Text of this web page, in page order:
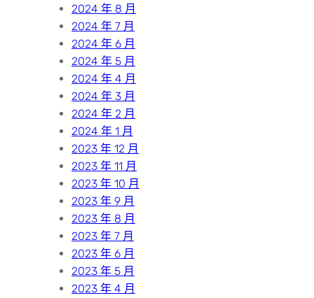
2024 年 8 月
2024 年 7 月
2024 年 6 月
2024 年 5 月
2024 年 4 月
2024 年 3 月
2024 年 2 月
2024 年 1 月
2023 年 12 月
2023 年 11 月
2023 年 10 月
2023 年 9 月
2023 年 8 月
2023 年 7 月
2023 年 6 月
2023 年 5 月
2023 年 4 月